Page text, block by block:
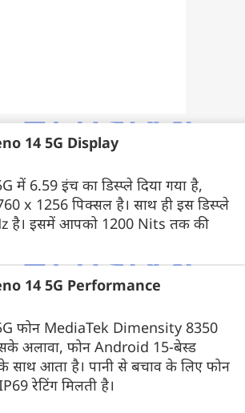
14 5G Display
में 6.59 इंच का डिस्प्ले दिया गया है,
x 1256 पिक्सल है। साथ ही इस डिस्प्ले
है। इसमें आपको 1200 Nits तक की
14 5G Performance
फोन MediaTek Dimensity 8350
अलावा, फोन Android 15-बेस्ड
साथ आता है। पानी से बचाव के लिए फोन
रेटिंग मिलती है।